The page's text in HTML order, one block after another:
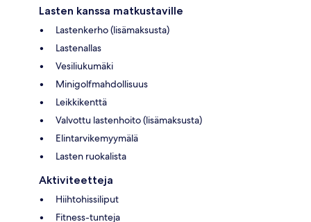
Lasten kanssa matkustaville
Lastenkerho (lisämaksusta)
Lastenallas
Vesiliukumäki
Minigolfmahdollisuus
Leikkikenttä
Valvottu lastenhoito (lisämaksusta)
Elintarvikemyymälä
Lasten ruokalista
Aktiviteetteja
Hiihtohissiliput
Fitness-tunteja